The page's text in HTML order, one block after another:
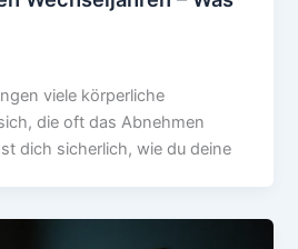
viele körperliche
die oft das Abnehmen
dich sicherlich, wie du deine